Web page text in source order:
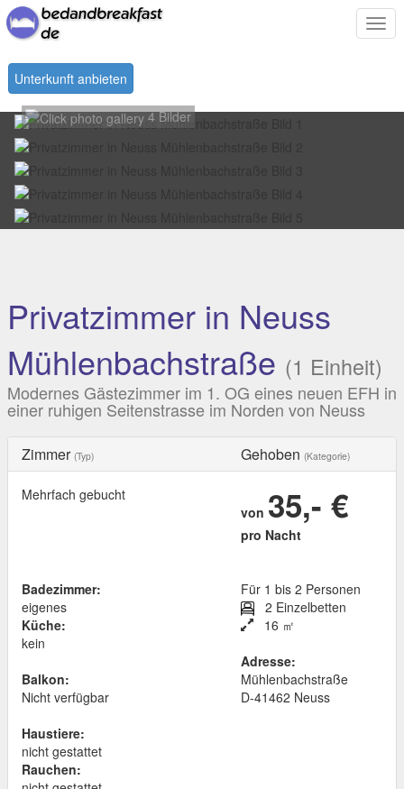
Unterkunft anbieten
4 Bilder
Privatzimmer in Neuss
Mühlenbachstraße (1 Einheit)
Modernes Gästezimmer im 1. OG eines neuen EFH in
einer ruhigen Seitenstrasse im Norden von Neuss
Zimmer (Typ) Gehoben (Kategorie)
Mehrfach gebucht
von 35,- €
pro Nacht
Badezimmer:
eigenes
Küche:
kein
Balkon:
Nicht verfügbar
Haustiere:
nicht gestattet
Rauchen:
Für 1 bis 2 Personen
2 Einzelbetten
16 ㎡
Adresse:
Mühlenbachstraße
D-41462 Neuss